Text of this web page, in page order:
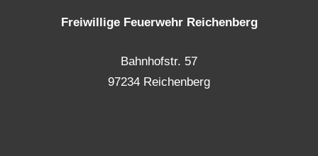
Freiwillige Feuerwehr Reichenberg
Bahnhofstr. 57
97234 Reichenberg